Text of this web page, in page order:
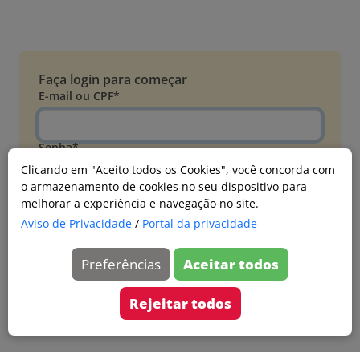
Clicando em "Aceito todos os Cookies", você concorda com
o armazenamento de cookies no seu dispositivo para
melhorar a experiência e navegação no site.
Aviso de Privacidade / Portal da privacidade
Preferências Aceitar todos
Rejeitar todos
Faça login para começar
E-mail ou CPF*
Senha*
Esqueci minha senha
Entrar
Acessar com Microsoft
Ainda não faz parte?
Cadastre-se
Versão 20260805.7